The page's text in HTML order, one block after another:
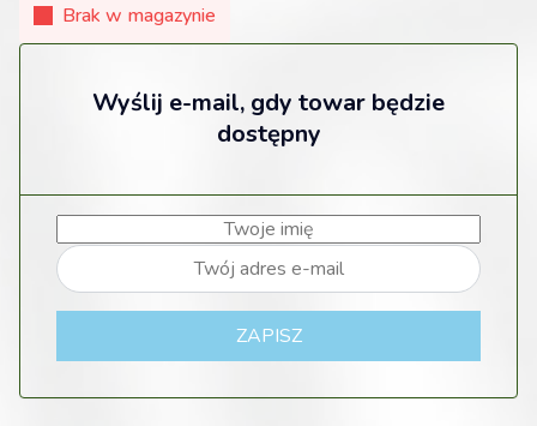
Brak w magazynie
Wyślij e-mail, gdy towar będzie
dostępny
ZAPISZ